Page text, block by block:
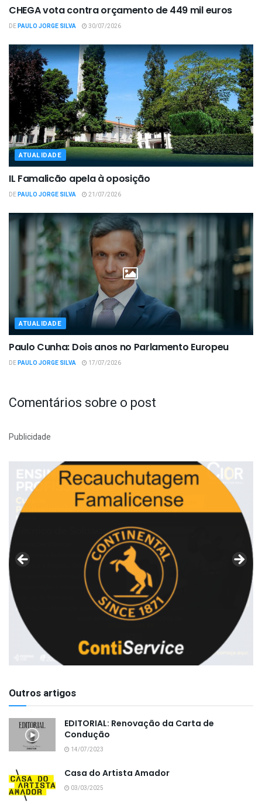
CHEGA vota contra orçamento de 449 mil euros
DEPAULO JORGE SILVA 30/07/2026
ATUALIDADE
IL Famalicão apela à oposição
DEPAULO JORGE SILVA 21/07/2026
ATUALIDADE
Paulo Cunha: Dois anos no Parlamento Europeu
DEPAULO JORGE SILVA 17/07/2026
Comentários sobre o post
Publicidade
Outros artigos
EDITORIAL: Renovação da Carta de
Condução
14/07/2023
Casa do Artista Amador
03/03/2025